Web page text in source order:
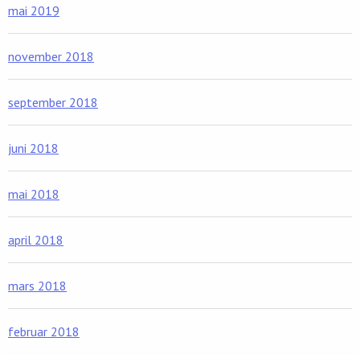
mai 2019
november 2018
september 2018
juni 2018
mai 2018
april 2018
mars 2018
februar 2018